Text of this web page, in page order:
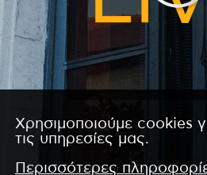
Copyright © 2026 by
Χρησιμοποιούμε cookies
τις υπηρεσίες μας.
Περισσότερες